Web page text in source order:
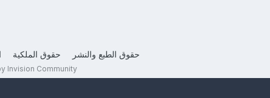
حقوق الطبع والنشر حقوق الملكية
Invision Community